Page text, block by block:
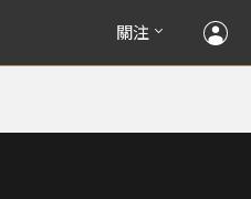
關注